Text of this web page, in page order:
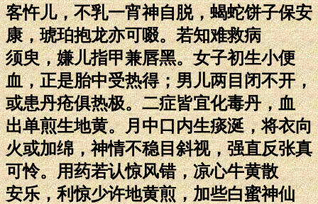
客忤儿，不乳一宵神自脱，蝎蛇饼子保安
康，琥珀抱龙亦可啜。若知难救病
须臾，嫌儿指甲兼唇黑。女子初生小便
血，正是胎中受热得；男儿两目闭不开，
或患丹疮俱热极。二症皆宜化毒丹，血
出单煎生地黄。月中口内生痰涎，将衣向
火或加绵，神情不稳目斜视，强直反张真
可怜。用药若认惊风错，凉心牛黄散
安乐，利惊少许地黄煎，加些白蜜神仙